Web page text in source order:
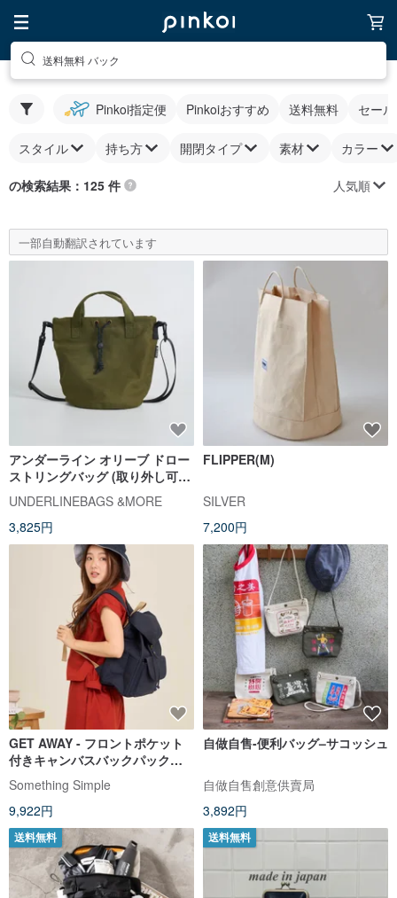
送料無料 バック
Pinkoi指定便 Pinkoiおすすめ 送料無料 セー
スタイル 持ち方 開閉タイプ 素材 カラー
の検索結果：125 件 人気順
一部自動翻訳されています
アンダーライン オリーブ ドロー
ストリングバッグ (取り外し可能
ストラップ付き)
UNDERLINEBAGS &MORE
3,825円
FLIPPER(M)
SILVER
7,200円
GET AWAY - フロントポケット
付きキャンバスバックパック
（ネイビー）
Something Simple
9,922円
自做自售-便利バッグ–サコッシュ
自做自售創意供賣局
3,892円
送料無料 送料無料